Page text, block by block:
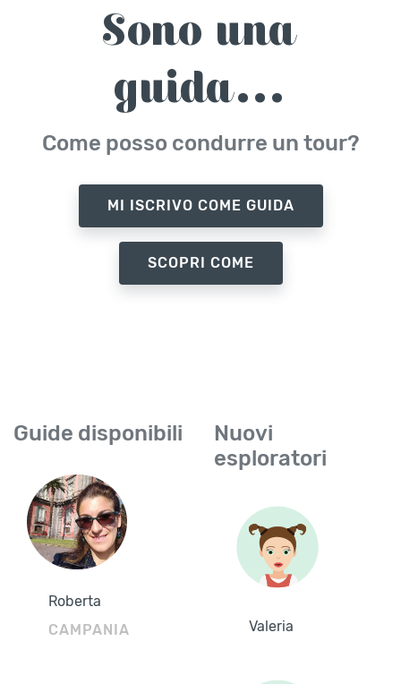
Sono una
guida...
Come posso condurre un tour?
MI ISCRIVO COME GUIDA
SCOPRI COME
Guide disponibili
Roberta
CAMPANIA
Nuovi
esploratori
Valeria